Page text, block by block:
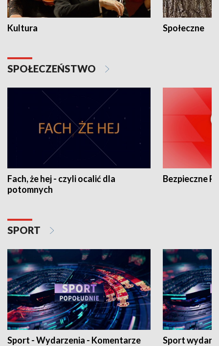
Kultura Społeczne
SPOŁECZEŃSTWO
Fach, że hej - czyli ocalić dla
potomnych
Bezpieczne
SPORT
Sport - Wydarzenia - Komentarze Sport